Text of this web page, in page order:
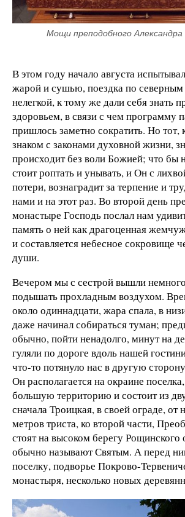
Мощи преподобного Александра
В этом году начало августа
жарой и сушью, поездка по
нелегкой, к тому же дали себя знать
здоровьем, в связи с чем программу
пришлось заметно сократить. Но тот,
знаком с законами духовной жизни,
происходит без воли Божией; что бы
стоит роптать и унывать, и Он с
потери, вознаградит за терпение и
нами и на этот раз. Во второй день
монастыре Господь послал нам
память о ней как драгоценная
и составляется небесное сокровище
души.
Вечером мы с сестрой вышли
подышать прохладным воздухом.
около одиннадцати, жара спала, в
даже начинал собираться туман;
обычно, пойти ненадолго, минут на
гуляли по дороге вдоль нашей
что-то потянуло нас в другую
Он располагается на окраине
большую территорию и состоит из
сначала Троицкая, в своей ограде, от
метров триста, ко второй части,
стоят на высоком берегу Рощинского
обычно называют Святым. А перед
поселку, подворье Покрово-
монастыря, несколько новых